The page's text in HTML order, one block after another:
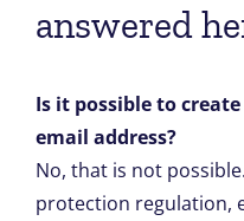
answered
Is it possible to
email address?
No, that is not
protection regulation,